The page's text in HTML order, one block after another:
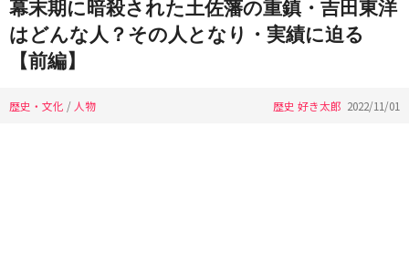
幕末期に暗殺された土佐藩の重鎮・吉田東洋
はどんな人？その人となり・実績に迫る
【前編】
歴史・文化 / 人物 歴史 好き太郎 2022/11/01